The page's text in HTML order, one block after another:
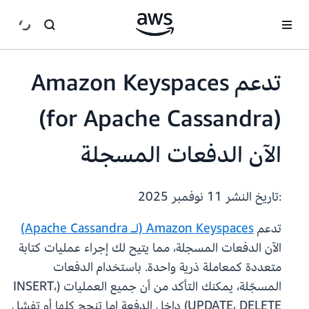
(for Apache Cassandra)
الآن الدفعات المسجلة
:تاريخ النشر
تدعمAmazon Keyspaces (لـ Apache Cassandra)
الآن الدفعات المسجلة، مما يتيح لك إجراء عمليات كتابة
متعددة كمعاملة ذرية واحدة. باستخدام الدفعات
المسجّلة، يمكنك التأكد من أن جميع العمليات (INSERT،